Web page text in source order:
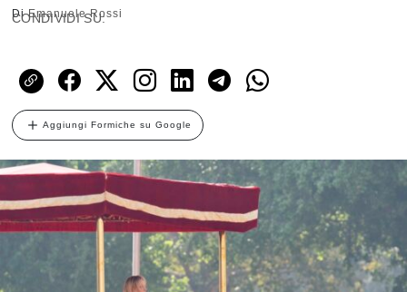
DiEmanuele Rossi
CONDIVIDI SU:
Aggiungi Formiche su Google